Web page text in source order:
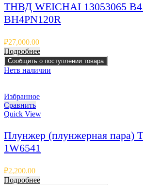
ТНВД WEICHAI 13053065
BH4PN120R
₽27,000.00
Подробнее
Сообщить о поступлении товара
Нетв наличии
Избранное
Сравнить
Quick View
Плунжер (плунжерная пара)
1W6541
₽2,200.00
Подробнее